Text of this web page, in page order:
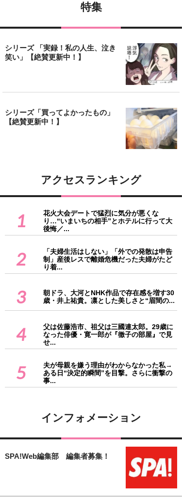
特集
シリーズ 「実録！私の人生、泣き
笑い」【絶賛更新中！】
シリーズ「買ってよかったもの」
【絶賛更新中！】
アクセスランキング
1
花火大会デートで猛烈に気分が悪くな
り…“いまいちの相手”とホテルに行って大
後悔／...
2
「夫婦生活はしない」「外での発散は申告
制」産後レスで離婚危機だった夫婦がたど
り着...
3
朝ドラ、大河とNHK作品で存在感を増す30
歳・井上祐貴。凛とした美しさと“眉間の...
4
父は佐藤浩市、祖父は三國連太郎。29歳に
なった俳優・寛一郎が『徹子の部屋』で見
せ...
5
夫が母親を嫌う理由がわからなかった私→
ある日“決定的瞬間”を目撃。さらに衝撃の
事...
インフォメーション
SPA!Web編集部 編集者募集！